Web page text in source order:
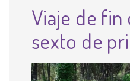
Viaje de fin
sexto de